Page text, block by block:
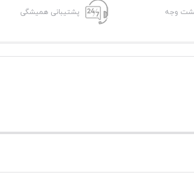
پشتیبانی همیشگی